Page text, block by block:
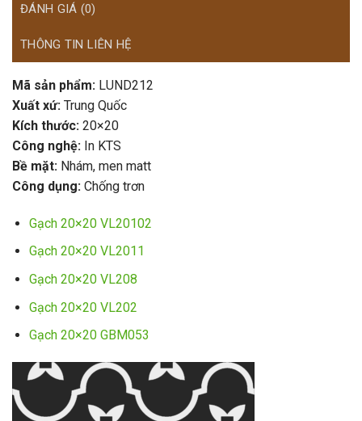
ĐÁNH GIÁ (0)
THÔNG TIN LIÊN HỆ
Mã sản phẩm: LUND212
Xuất xứ: Trung Quốc
Kích thước: 20×20
Công nghệ: In KTS
Bề mặt: Nhám, men matt
Công dụng: Chống trơn
Gạch 20×20 VL20102
Gạch 20×20 VL2011
Gạch 20×20 VL208
Gạch 20×20 VL202
Gạch 20×20 GBM053